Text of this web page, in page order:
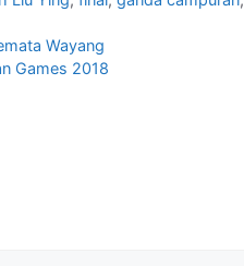
Wayang
Games 2018